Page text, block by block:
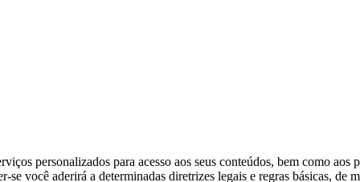
personalizados para acesso aos seus conteúdos, bem como aos
você aderirá a determinadas diretrizes legais e regras básicas, de